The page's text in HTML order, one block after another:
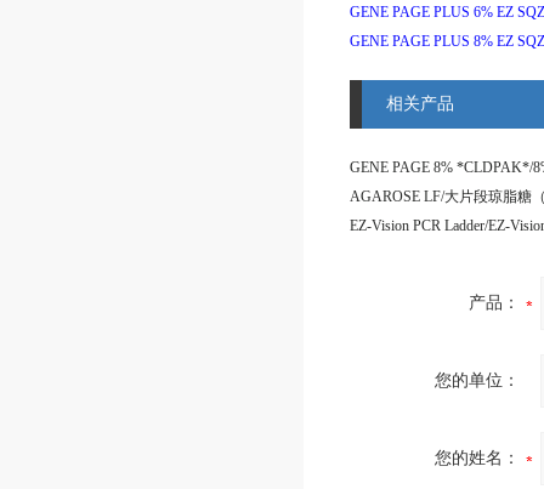
GENE PAGE PLUS 6% EZ
GENE PAGE PLUS 8% EZ
相关产品
产品：
您的单位：
您的姓名：